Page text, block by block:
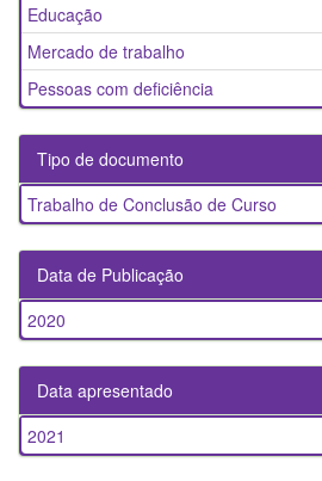
Educação
Mercado de trabalho
Pessoas com deficiência
Tipo de documento
Trabalho de Conclusão de Curso
Data de Publicação
2020
Data apresentado
2021